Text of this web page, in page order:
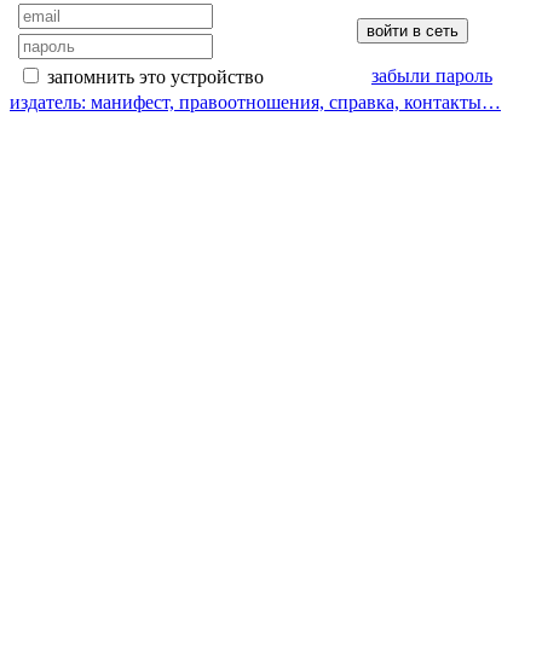
запомнить это устройство
забыли пароль
издатель: манифест, правоотношения, справка, контакты…